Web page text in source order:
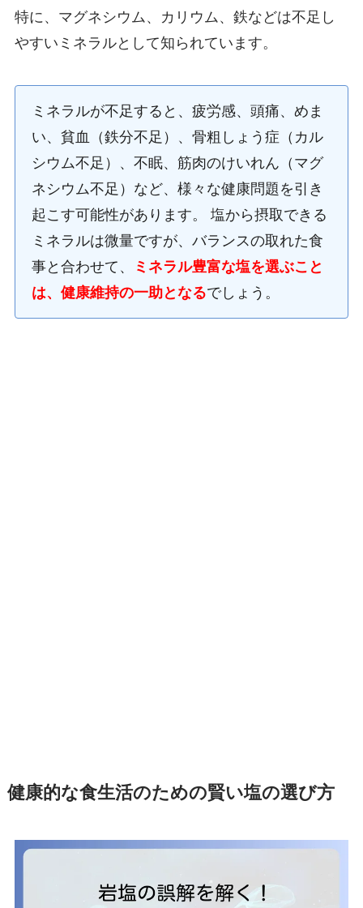
特に、マグネシウム、カリウム、鉄などは不足し
やすいミネラルとして知られています。
ミネラルが不足すると、疲労感、頭痛、めま
い、貧血（鉄分不足）、骨粗しょう症（カル
シウム不足）、不眠、筋肉のけいれん（マグ
ネシウム不足）など、様々な健康問題を引き
起こす可能性があります。 塩から摂取できる
ミネラルは微量ですが、バランスの取れた食
事と合わせて、
ミネラル豊富な塩を選ぶこと
は、健康維持の一助となるでしょう。
健康的な食生活のための賢い塩の選び方